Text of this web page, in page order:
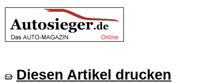
Diesen Artikel drucken